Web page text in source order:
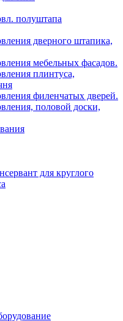
полуштапа
дверного штапика,
мебельных фасадов.
плинтуса,
филенчатых дверей.
половой доски,
для круглого